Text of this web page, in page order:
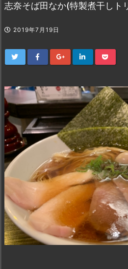
志奈そば田なか(特製煮干しト
2019年7月19日